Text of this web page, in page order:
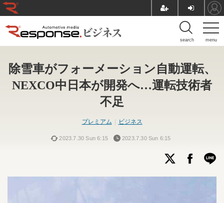
menu
search
除雪車がフォーメーション自動運転、
NEXCO中日本が開発へ…運転技術者
不足
プレミアム ビジネス
2023.7.30 Sun 6:15 2023.7.30 Sun 6:15